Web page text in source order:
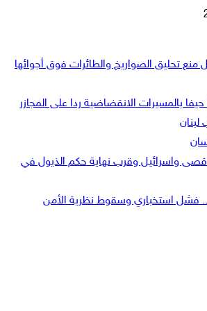
تحليق الصواريخ والطائرات فوق أجوائها
بالمسيرات الانقضاضية ردا على المجازر
لبنان
واسرائيل وقرب نهاية حكم الذيول في
فشل استخباري وسقوط نظرية الأمن